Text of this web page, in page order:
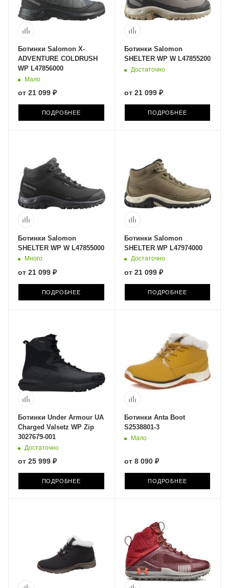
Ботинки Salomon X-
ADVENTURE COLDRUSH
WP L47856000
Мало
от 21 099 ₽
ПОДРОБНЕЕ
Ботинки Salomon
SHELTER WP W L47855200
Достаточно
от 21 099 ₽
ПОДРОБНЕЕ
Ботинки Salomon
SHELTER WP W L47855000
Много
от 21 099 ₽
ПОДРОБНЕЕ
Ботинки Salomon
SHELTER WP L47974000
Достаточно
от 21 099 ₽
ПОДРОБНЕЕ
Ботинки Under Armour UA
Charged Valsetz WP Zip
3027679-001
Достаточно
от 25 999 ₽
ПОДРОБНЕЕ
Ботинки Anta Boot
S2538801-3
Мало
от 8 090 ₽
ПОДРОБНЕЕ